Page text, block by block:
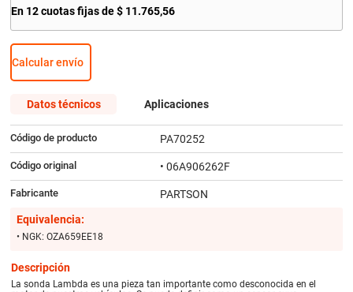
En 12 cuotas fijas de $ 11.765,56
Calcular envío
Datos técnicos Aplicaciones
Código de producto PA70252
Código original • 06A906262F
Fabricante
PARTSON
Equivalencia:
• NGK: OZA659EE18
Descripción
La sonda Lambda es una pieza tan importante como desconocida en el